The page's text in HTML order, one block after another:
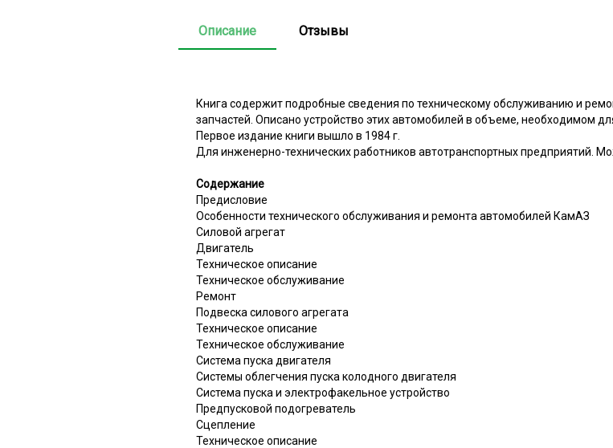
Описание Отзывы
Книга содержит подробные сведения по техническому обслуживанию и
запчастей. Описано устройство этих автомобилей в объеме, необходимом
Первое издание книги вышло в 1984 г.
Для инженерно-технических работников автотранспортных предприятий.
Содержание
Предисловие
Особенности технического обслуживания и ремонта автомобилей КамАЗ
Силовой агрегат
Двигатель
Техническое описание
Техническое обслуживание
Ремонт
Подвеска силового агрегата
Техническое описание
Техническое обслуживание
Система пуска двигателя
Системы облегчения пуска колодного двигателя
Система пуска и электрофакельное устройство
Предпусковой подогреватель
Сцепление
Техническое описание